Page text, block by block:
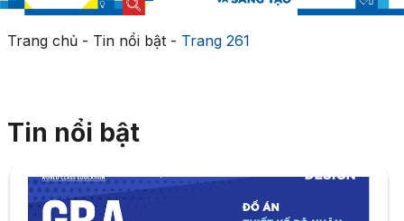
Trang chủ- Tin nổi bật- Trang 261
Tin nổi bật